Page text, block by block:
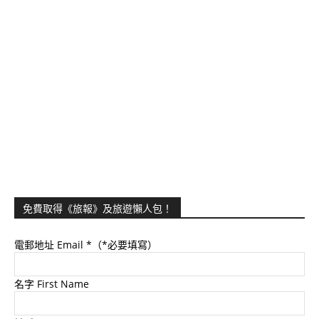
免費取得《旅報》及旅遊懶人包！
電郵地址 Email *（*必要填寫）
名字 First Name